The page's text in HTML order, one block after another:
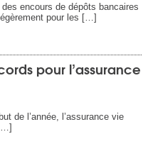
encours de dépôts bancaires
pour les […]
pour l’assurance
de l’année, l’assurance vie